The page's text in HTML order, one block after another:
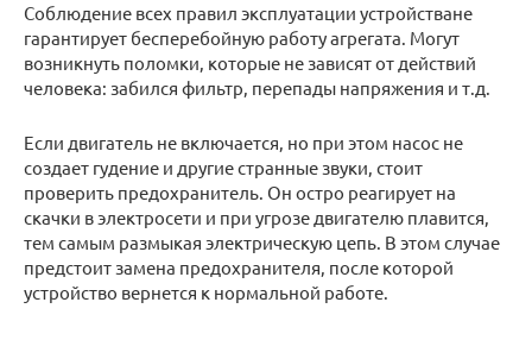
Соблюдение всех правил эксплуатации устройстване
гарантирует бесперебойную работу агрегата. Могут
возникнуть поломки, которые не зависят от действий
человека: забился фильтр, перепады напряжения и т.д.
Если двигатель не включается, но при этом насос не
создает гудение и другие странные звуки, стоит
проверить предохранитель. Он остро реагирует на
скачки в электросети и при угрозе двигателю плавится,
тем самым размыкая электрическую цепь. В этом случае
предстоит замена предохранителя, после которой
устройство вернется к нормальной работе.